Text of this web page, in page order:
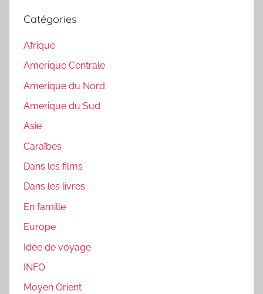
Catégories
Afrique
Amerique Centrale
Amerique du Nord
Amerique du Sud
Asie
Caraïbes
Dans les films
Dans les livres
En famille
Europe
Idée de voyage
INFO
Moyen Orient